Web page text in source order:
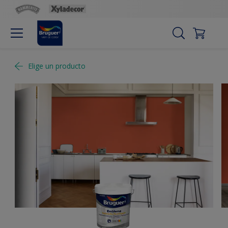
Elige un producto